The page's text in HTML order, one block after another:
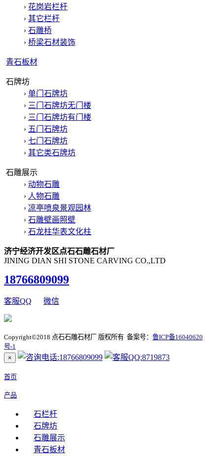
› 花岗岩栏杆
› 其它栏杆
› 石雕桥
› 桥梁石材装饰
青石板材
石牌坊
› 单门石牌坊
› 三门石牌坊无门楼
› 三门石牌坊有门楼
› 五门石牌坊
› 七门石牌坊
› 其它类石牌坊
石雕展示
› 动物石雕
› 人物石雕
› 凉亭喷泉景观园林
› 石雕壁画照壁
› 石龙柱华表文化柱
济宁经济开发区点石石雕石材厂
JINING DIAN SHI STONE CARVING CO.,LTD
18766809099
客服QQ 微信
Copyright©2018 点石石雕石材厂 版权所有 备案号： 鲁ICP备16040620
号-1
×
首页
产品
石栏杆
石牌坊
石雕展示
青石板材